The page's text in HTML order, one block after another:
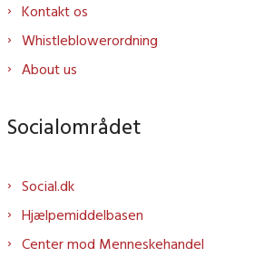
Kontakt os
Whistleblowerordning
About us
Socialområdet
Social.dk
Hjælpemiddelbasen
Center mod Menneskehandel